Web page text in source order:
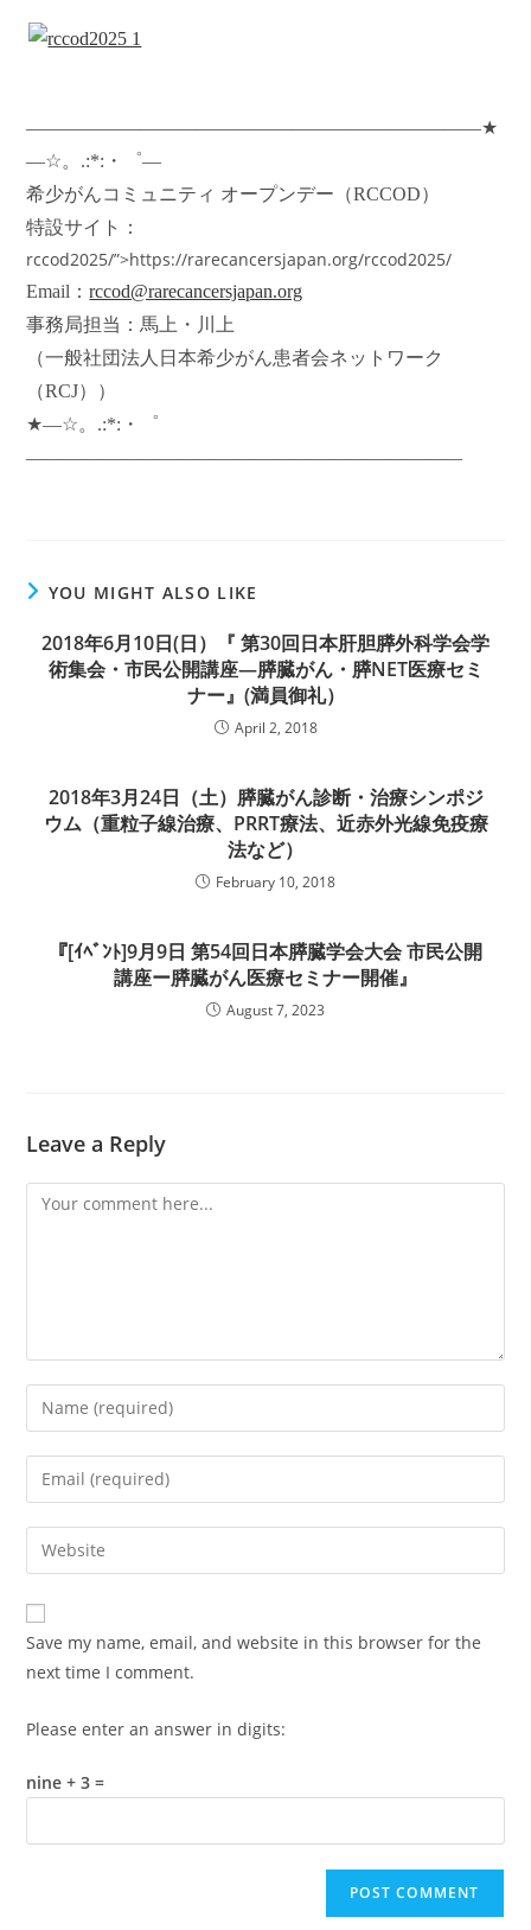
――――――――――――――――――――――――★
―☆。.:*:・゜―
希少がんコミュニティ オープンデー（RCCOD）
特設サイト：
rccod2025/”>https://rarecancersjapan.org/rccod2025/
Email ：rccod@rarecancersjapan.org
事務局担当：馬上・川上
（一般社団法人日本希少がん患者会ネットワーク
（RCJ））
★―☆。.:*:・゜
―――――――――――――――――――――――
YOU MIGHT ALSO LIKE
2018年6月10日(日）『 第30回日本肝胆膵外科学会学
術集会・市民公開講座―膵臓がん・膵NET医療セミ
ナー』(満員御礼）
April 2, 2018
2018年3月24日（土）膵臓がん診断・治療シンポジ
ウム（重粒子線治療、PRRT療法、近赤外光線免疫療
法など）
February 10, 2018
『[ｲﾍﾞﾝﾄ]9月9日 第54回日本膵臓学会大会 市民公開
講座ー膵臓がん医療セミナー開催』
August 7, 2023
Leave a Reply
Comment
Enter
your
name
comment
Enter
your
email
address
comment
Enter
your
website
URL
(optional)
Save my name, email, and website in this browser for the
next time I comment.
Please enter an answer in digits:
nine + 3 =